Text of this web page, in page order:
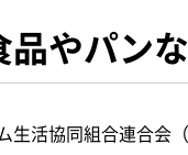
品やパン
生活協同組合連合会